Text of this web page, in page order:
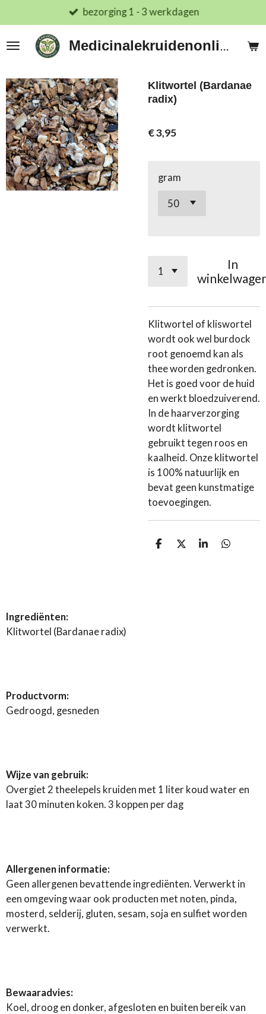
direct
naar
Medicinalekruidenonline.nl
bezorging 1 - 3 werkdagen
Klitwortel (Bardanae
radix)
€ 3,95
gram
In
Klitwortel of kliswortel
wordt ook wel burdock
root genoemd kan als
thee worden gedronken.
Het is goed voor de huid
en werkt bloedzuiverend.
In de haarverzorging
wordt klitwortel
gebruikt tegen roos en
kaalheid. Onze klitwortel
is 100% natuurlijk en
bevat geen kunstmatige
toevoegingen.
D
D
S
D
Ingrediënten:
Klitwortel (Bardanae radix)
Productvorm:
Gedroogd, gesneden
Wijze van gebruik:
Overgiet 2 theelepels kruiden met 1 liter koud water en
laat 30 minuten koken. 3 koppen per dag
Allergenen informatie:
Geen allergenen bevattende ingrediënten. Verwerkt in
een omgeving waar ook producten met noten, pinda,
mosterd, selderij, gluten, sesam, soja en sulfiet worden
verwerkt.
Bewaaradvies:
Koel, droog en donker, afgesloten en buiten bereik van